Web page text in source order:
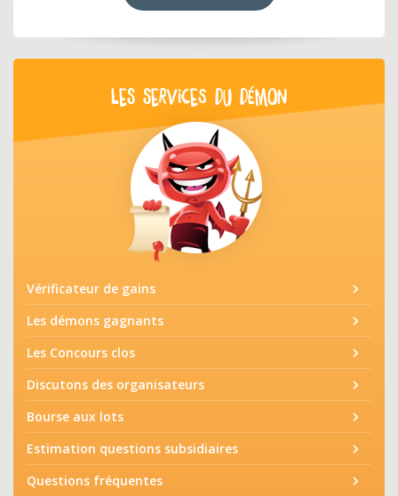
LES SERVICES DU DÉMON
Vérificateur de gains
Les démons gagnants
Les Concours clos
Discutons des organisateurs
Bourse aux lots
Estimation questions subsidiaires
Questions fréquentes